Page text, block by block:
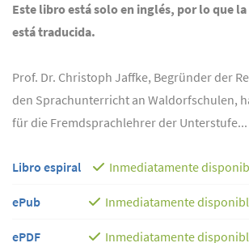
Este libro está solo en inglés, por lo que
está traducida.
Prof. Dr. Christoph Jaffke, Begründer der
den Sprachunterricht an Waldorfschulen,
für die Fremdsprachlehrer der Unterstufe...
Libro espiral Inmediatamente
ePub Inmediatamente
ePDF Inmediatamente